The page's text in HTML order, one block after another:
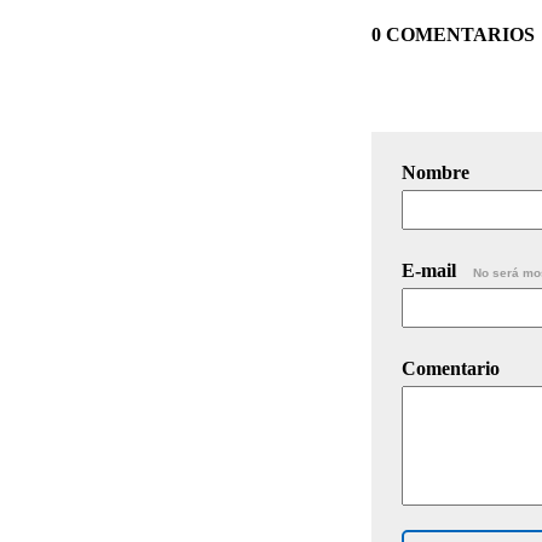
0 COMENTARIOS
Nombre
E-mail No será
Comentario